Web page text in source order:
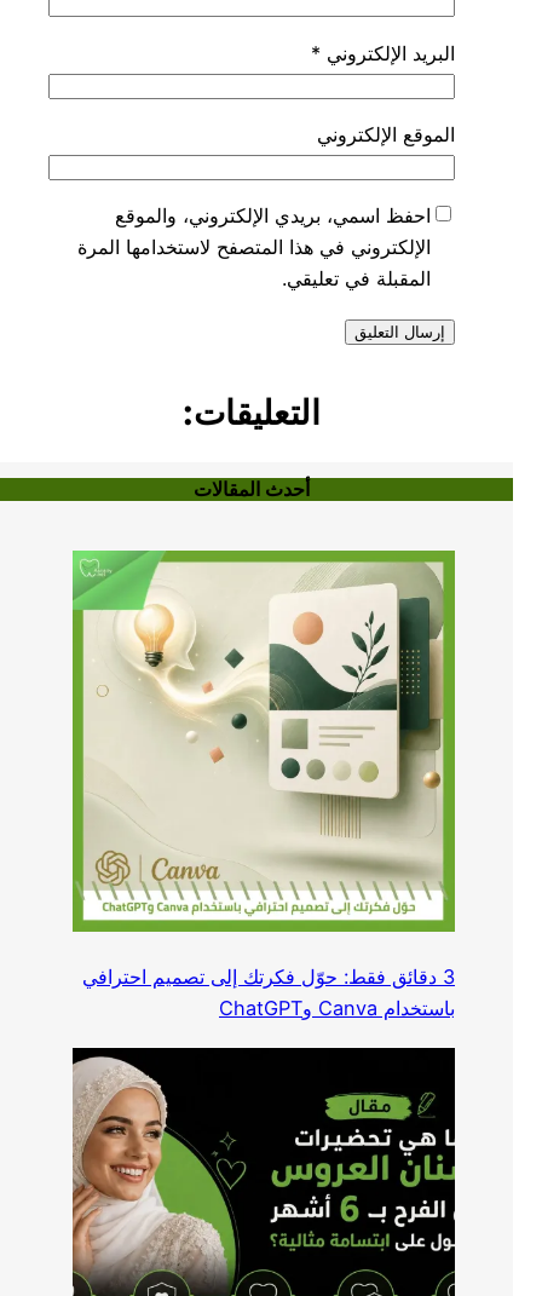
البريد الإلكتروني*
الموقع الإلكتروني
احفظ اسمي، بريدي الإلكتروني، والموقع
الإلكتروني في هذا المتصفح لاستخدامها المرة
المقبلة في تعليقي.
التعليقات:
أحدث المقالات
3 دقائق فقط: حوّل فكرتك إلى تصميم احترافي
باستخدام Canva وChatGPT